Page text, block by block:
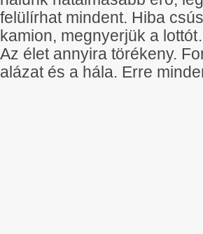
felülírhat mindent. Hiba
kamion, megnyerjük a
Az élet annyira törékeny.
alázat és a hála. Erre